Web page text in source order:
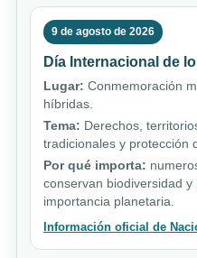
9 de agosto de 2026
Día Internacional de
Lugar: Conmemoración
híbridas.
Tema: Derechos,
tradicionales y protección
Por qué importa:
conservan biodiversidad
importancia planetaria.
Información oficial de